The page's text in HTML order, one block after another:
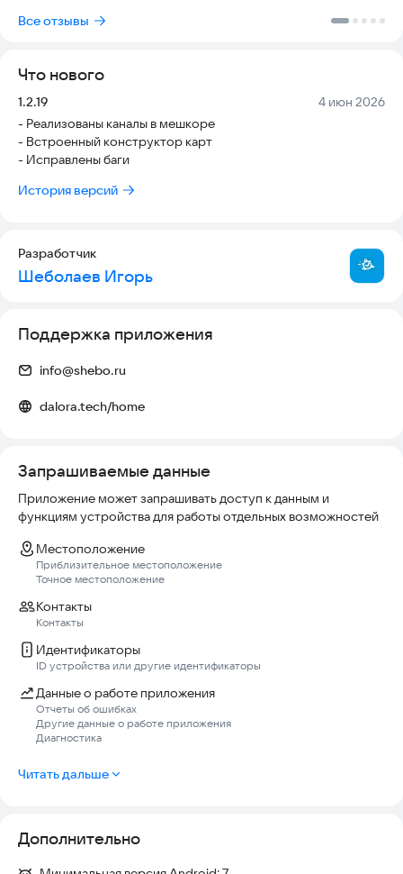
LoRa технология обеспечивает связь на расстоянии до 15 км
✓ Группы и каналы
Создавайте группы для командной координации.
Отправляйте сообщения в групповые каналы для быстрой
информации нескольким лицам одновременно.
прочитано. Настраивайте уведомления для важных
контактов.
Все сообщения сохраняются локально на вашем
устройстве. История не передается на серверы и остается
• Связь с семьей и близкими когда сотовые сети
перегружены
• Пешие прогулки и туризм: оставайтесь в контакте в лесу
или горах
• Домашняя автоматизация: управление устройствами через
одну LoRa сеть
КОРПОРАТИВНОЕ ИСПОЛЬЗОВАНИЕ:
• Связь на строительных объектах без необходимости в
частных сетях
• Координация рабочих групп на больших территориях
КРИТИЧЕСКИЕ СИТУАЦИИ:
Все отзывы
Что нового
Версия:
1.2.19 Дата:
4 июн 2026
- Реализованы каналы в мешкоре
- Встроенный конструктор карт
- Исправлены баги
История версий
Разработчик
Шеболаев Игорь
Поддержка приложения
info@shebo.ru
dalora.tech/home
Запрашиваемые данные
Приложение может запрашивать доступ к данным и
функциям устройства для работы отдельных возможностей
Местоположение
Приблизительное местоположение
Точное местоположение
Контакты
Контакты
Идентификаторы
ID устройства или другие идентификаторы
Данные о работе приложения
Отчеты об ошибках
Другие данные о работе приложения
Диагностика
Читать дальше
Дополнительно